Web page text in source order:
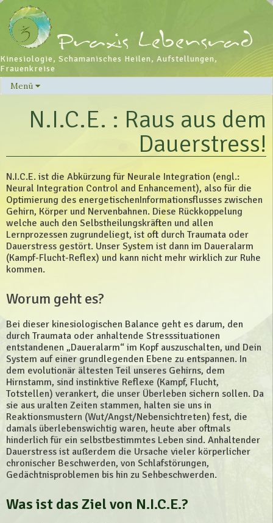
Kinesiologie, Schamanisches Heilen, Aufstellungen,
Frauenkreise
Menü
Skip
N.I.C.E. : Raus aus dem
Dauerstress!
N.I.C.E. ist die Abkürzung für Neurale Integration (engl.:
Neural Integration Control and Enhancement), also für die
Optimierung des energetischenInformationsflusses zwischen
Gehirn, Körper und Nervenbahnen. Diese Rückkoppelung
welche auch den Selbstheilungskräften und allen
Lernprozessen zugrundeliegt, ist oft durch Traumata oder
Dauerstress gestört. Unser System ist dann im Daueralarm
(Kampf-Flucht-Reflex) und kann nicht mehr wirklich zur Ruhe
kommen.
Worum geht es?
Bei dieser kinesiologischen Balance geht es darum, den
durch Traumata oder anhaltende Stresssituationen
entstandenen „Daueralarm“ im Kopf auszuschalten, und Dein
System auf einer grundlegenden Ebene zu entspannen. In
dem evolutionär ältesten Teil unseres Gehirns, dem
Hirnstamm, sind instinktive Reflexe (Kampf, Flucht,
Totstellen) verankert, die unser Überleben sichern sollen. Da
sie aus uralten Zeiten stammen, halten sie uns in
Reaktionsmustern (Wut/Angst/Nebensichtreten) fest, die
damals überlebenswichtig waren, heute aber oftmals
hinderlich für ein selbstbestimmtes Leben sind. Anhaltender
Dauerstress ist außerdem die Ursache vieler körperlicher
chronischer Beschwerden, von Schlafstörungen,
Gedächtnisproblemen bis hin zu Sehbeschwerden.
Was ist das Ziel von N.I.C.E.?